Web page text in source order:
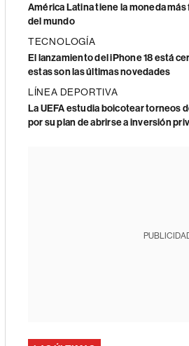
América Latina tiene la moneda
del mundo
TECNOLOGÍA
El lanzamiento del iPhone 18 está
estas son las últimas novedades
LÍNEA DEPORTIVA
La UEFA estudia boicotear torneos
por su plan de abrirse a inversión